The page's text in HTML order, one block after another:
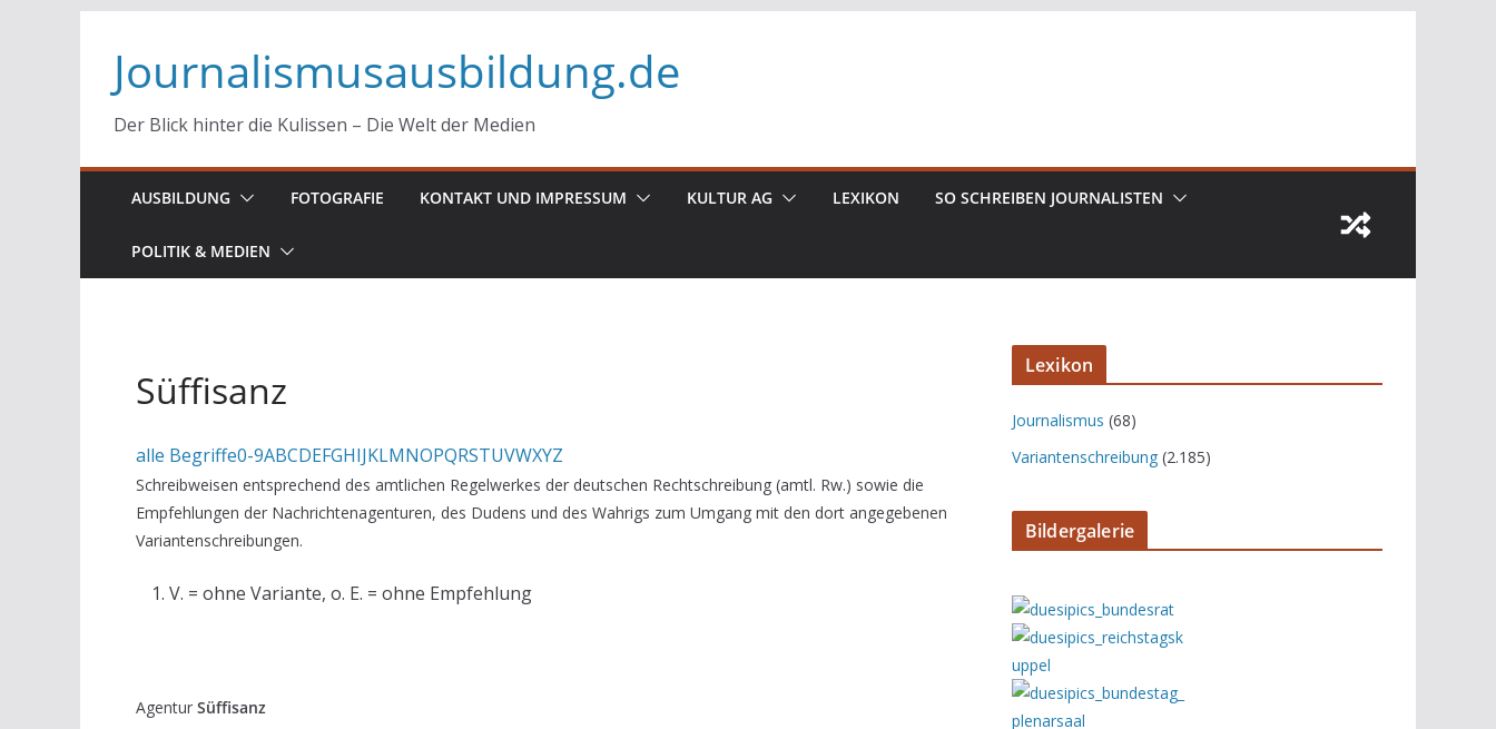
Inhalt
springen
Journalismusausbildung.de
Der Blick hinter die Kulissen – Die Welt der Medien
AUSBILDUNG FOTOGRAFIE KONTAKT UND IMPRESSUM KULTUR AG LEXIKON SO SCHREIBEN JOURNALISTEN
POLITIK & MEDIEN
Süffisanz
alle Begriffe0-9ABCDEFGHIJKLMNOPQRSTUVWXYZ
Schreibweisen entsprechend des amtlichen Regelwerkes der deutschen Rechtschreibung (amtl. Rw.) sowie die
Empfehlungen der Nachrichtenagenturen, des Dudens und des Wahrigs zum Umgang mit den dort angegebenen
Variantenschreibungen.
V. = ohne Variante, o. E. = ohne Empfehlung
Agentur Süffisanz
Lexikon
Journalismus (68)
Variantenschreibung (2.185)
Bildergalerie